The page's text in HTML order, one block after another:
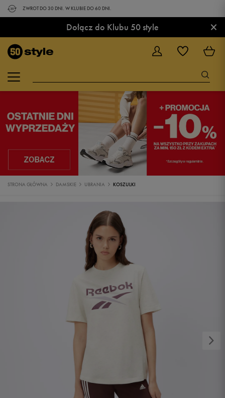
ZWROT DO 30 DNI. W KLUBIE DO 60 DNI.
Dołącz do Klubu 50 style ×
STRONA GŁÓWNA DAMSKIE UBRANIA KOSZULKI